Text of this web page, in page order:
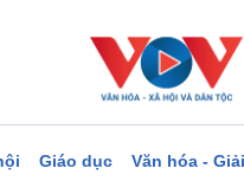
Giáo dục Văn hóa -